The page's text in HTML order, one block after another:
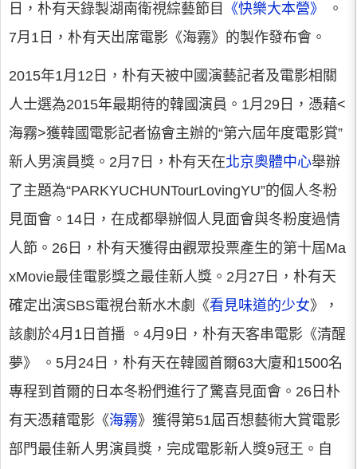
日，朴有天錄製湖南衛視綜藝節目
《快樂大本營》
。
7月1日，朴有天出席電影《海霧》的製作發布會。
2015年1月12日，朴有天被中國演藝記者及電影相關
人士選為2015年最期待的韓國演員。1月29日，憑藉<
海霧>獲韓國電影記者協會主辦的“第六屆年度電影賞”
新人男演員獎。2月7日，朴有天在北京奧體中心舉辦
了主題為“PARKYUCHUNTourLovingYU”的個人冬粉
見面會。14日，在成都舉辦個人見面會與冬粉度過情
人節。26日，朴有天獲得由觀眾投票產生的第十屆Ma
xMovie最佳電影獎之最佳新人獎。2月27日，朴有天
確定出演SBS電視台新水木劇《看見味道的少女》，
該劇於4月1日首播 。4月9日，朴有天客串電影《清醒
夢》 。5月24日，朴有天在韓國首爾63大廈和1500名
專程到首爾的日本冬粉們進行了驚喜見面會。26日朴
有天憑藉電影《海霧》獲得第51屆百想藝術大賞電影
部門最佳新人男演員獎，完成電影新人獎9冠王。自